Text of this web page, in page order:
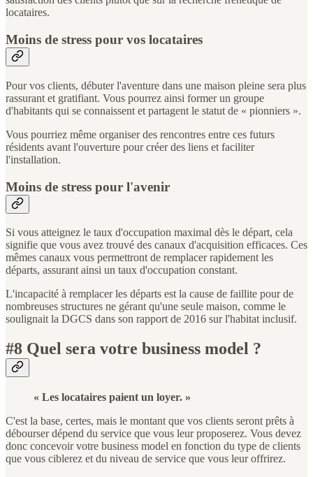
locataires.
Moins de stress pour vos locataires
Pour vos clients, débuter l'aventure dans une maison pleine sera plus
rassurant et gratifiant. Vous pourrez ainsi former un groupe
d'habitants qui se connaissent et partagent le statut de « pionniers ».
Vous pourriez même organiser des rencontres entre ces futurs
résidents avant l'ouverture pour créer des liens et faciliter
l'installation.
Moins de stress pour l'avenir
Si vous atteignez le taux d'occupation maximal dès le départ, cela
signifie que vous avez trouvé des canaux d'acquisition efficaces. Ces
mêmes canaux vous permettront de remplacer rapidement les
départs, assurant ainsi un taux d'occupation constant.
L'incapacité à remplacer les départs est la cause de faillite pour de
nombreuses structures ne gérant qu'une seule maison, comme le
soulignait la DGCS dans son rapport de 2016 sur l'habitat inclusif.
#8 Quel sera votre business model ?
« Les locataires paient un loyer. »
C'est la base, certes, mais le montant que vos clients seront prêts à
débourser dépend du service que vous leur proposerez. Vous devez
donc concevoir votre business model en fonction du type de clients
que vous ciblerez et du niveau de service que vous leur offrirez.